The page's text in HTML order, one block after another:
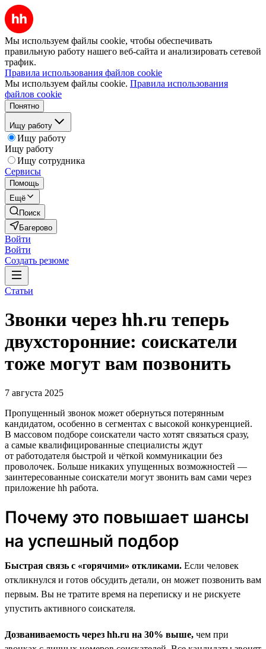
Мы используем файлы cookie, чтобы обеспечивать
правильную работу нашего веб-сайта и анализировать сетевой
трафик.
Правила использования файлов cookie
Мы используем файлы cookie. Правила использования
файлов cookie
Понятно
Ищу работу
Ищу работу
Ищу работу
Ищу сотрудника
Сервисы
Помощь
Ещё
Поиск
Багерово
Войти
Войти
Создать резюме
Статьи
Звонки через hh.ru теперь
двухсторонние: соискатели
тоже могут вам позвонить
7 августа 2025
Пропущенный звонок может обернуться потерянным
кандидатом, особенно в сегментах с высокой конкуренцией.
В массовом подборе соискатели часто хотят связаться сразу,
а самые квалифицированные специалисты ждут
от работодателя быстрой и чёткой коммуникации без
проволочек. Больше никаких упущенных возможностей —
заинтересованные соискатели могут звонить вам сами через
приложение hh работа.
Почему это повышает шансы
на успешный подбор
Быстрая связь с «горячими» откликами. Если человек
откликнулся и готов обсудить детали, он может позвонить вам
первым. Вы не тратите время на переписку и не рискуете
упустить активного соискателя.
Дозваниваемость через hh.ru на 30% выше, чем при